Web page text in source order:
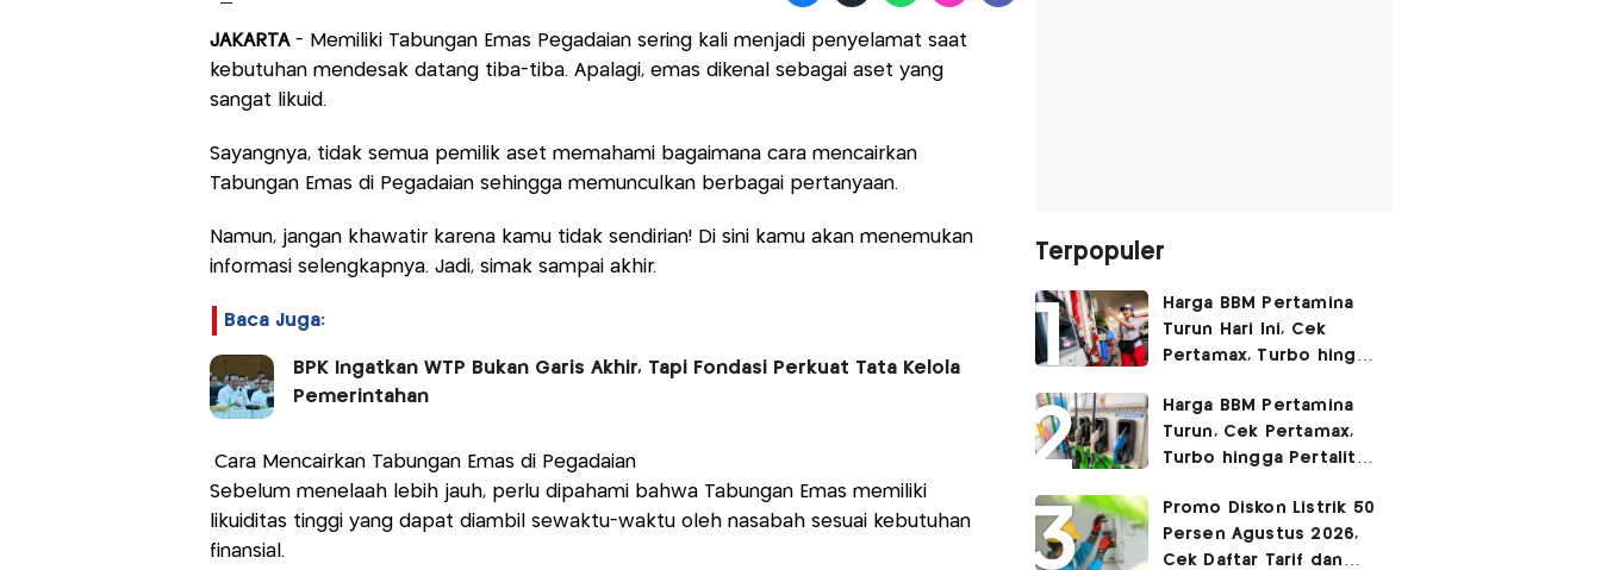
JAKARTA- Memiliki Tabungan Emas Pegadaian sering kali menjadi penyelamat saat
kebutuhan mendesak datang tiba-tiba. Apalagi, emas dikenal sebagai aset yang
sangat likuid.
Sayangnya, tidak semua pemilik aset memahami bagaimana cara mencairkan
Tabungan Emas di Pegadaian sehingga memunculkan berbagai pertanyaan.
Namun, jangan khawatir karena kamu tidak sendirian! Di sini kamu akan menemukan
informasi selengkapnya. Jadi, simak sampai akhir.
Baca Juga:
BPK Ingatkan WTP Bukan Garis Akhir, Tapi Fondasi Perkuat Tata Kelola
Pemerintahan
Cara Mencairkan Tabungan Emas di Pegadaian
Sebelum menelaah lebih jauh, perlu dipahami bahwa Tabungan Emas memiliki
likuiditas tinggi yang dapat diambil sewaktu-waktu oleh nasabah sesuai kebutuhan
finansial.
Terpopuler
Harga BBM Pertamina
Turun Hari Ini, Cek
Pertamax, Turbo hingga
2026
Harga BBM Pertamina
Turun, Cek Pertamax,
Turbo hingga Pertalite
Promo Diskon Listrik 50
Persen Agustus 2026,
Cek Daftar Tarif dan